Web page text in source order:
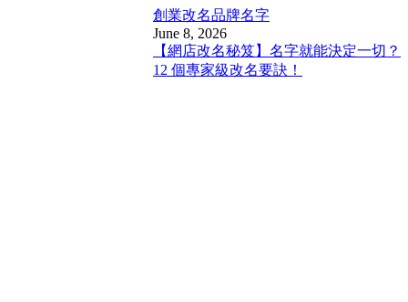
創業改名品牌名字
June 8, 2026
【網店改名秘笈】名字就能決定一切？
12 個專家級改名要訣！